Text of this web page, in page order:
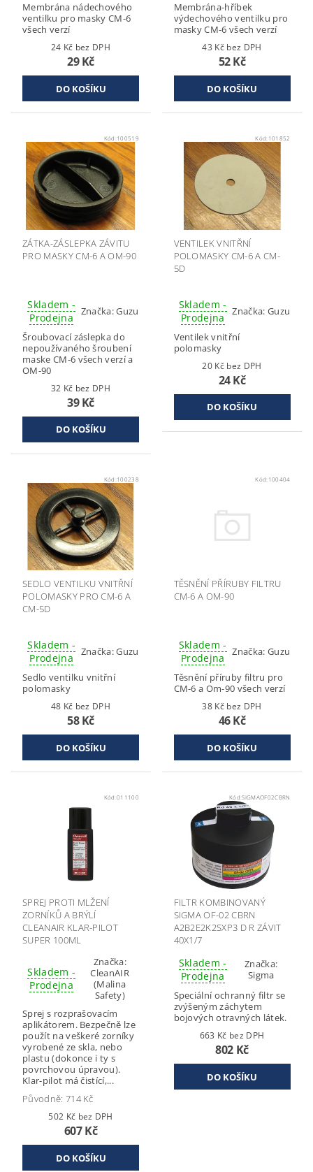
Membrána nádechového
ventilku pro masky CM-6
všech verzí
24 Kč bez DPH
29 Kč
Membrána-hříbek
výdechového ventilku pro
masky CM-6 všech verzí
43 Kč bez DPH
52 Kč
Kód:100519
ZÁTKA-ZÁSLEPKA ZÁVITU
PRO MASKY CM-6 A OM-90
Skladem -
Prodejna
Značka:Guzu
Šroubovací záslepka do
nepoužívaného šroubení
maske CM-6 všech verzí a
OM-90
32 Kč bez DPH
39 Kč
Kód:101852
VENTILEK VNITŘNÍ
POLOMASKY CM-6 A CM-
5D
Skladem -
Prodejna
Značka: Guzu
Ventilek vnitřní
polomasky
20 Kč bez DPH
24 Kč
Kód: 100238
SEDLO VENTILKU VNITŘNÍ
POLOMASKY PRO CM-6 A
CM-5D
Skladem -
Prodejna
Značka:Guzu
Sedlo ventilku vnitřní
polomasky
48 Kč bez DPH
58 Kč
Kód: 100404
TĚSNĚNÍ PŘÍRUBY FILTRU
CM-6 A OM-90
Skladem -
Prodejna
Značka: Guzu
Těsnění příruby filtru pro
CM-6 a Om-90 všech verzí
38 Kč bez DPH
46 Kč
Kód:011100
SPREJ PROTI MLŽENÍ
ZORNÍKŮ A BRÝLÍ
CLEANAIR KLAR-PILOT
SUPER 100ML
Skladem -
Prodejna
Značka:
CleanAIR
(Malina
Safety)
Sprej s rozprašovacím
aplikátorem. Bezpečně lze
použít na veškeré zorníky
vyrobené ze skla, nebo
plastu (dokonce i ty s
povrchovou úpravou).
Klar-pilot má čistící,...
Původně: 714 Kč
502 Kč bez DPH
607 Kč
Kód:SIGMAOF02CBRN
FILTR KOMBINOVANÝ
SIGMA OF-02 CBRN
A2B2E2K2SXP3 D R ZÁVIT
40X1/7
Skladem -
Prodejna
Značka:
Sigma
Speciální ochranný filtr se
zvýšeným záchytem
bojových otravných látek.
663 Kč bez DPH
802 Kč